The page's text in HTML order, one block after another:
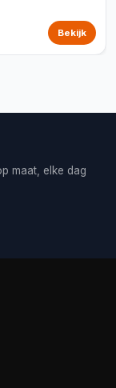
Bekijk
maat, elke dag